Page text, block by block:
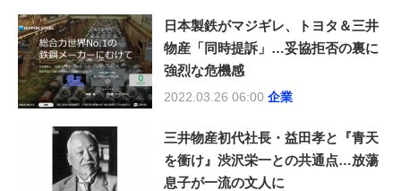
日本製鉄がマジギレ、トヨタ＆三井
物産「同時提訴」…妥協拒否の裏に
強烈な危機感
2022.03.26 06:00 企業
三井物産初代社長・益田孝と『青天
を衝け』渋沢栄一との共通点…放蕩
息子が一流の文人に